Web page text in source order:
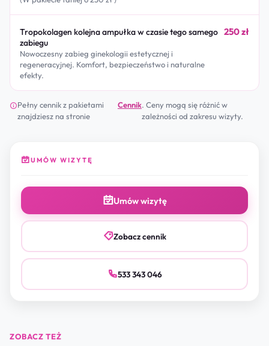
Tropokolagen kolejna ampułka w czasie tego samego
zabiegu
Nowoczesny zabieg ginekologii estetycznej i
regeneracyjnej. Komfort, bezpieczeństwo i naturalne
efekty.
250 zł
Pełny cennik z pakietami
znajdziesz na stronie
Cennik. Ceny mogą się różnić w
zależności od zakresu wizyty.
UMÓW WIZYTĘ
Umów wizytę
Zobacz cennik
533 343 046
ZOBACZ TEŻ